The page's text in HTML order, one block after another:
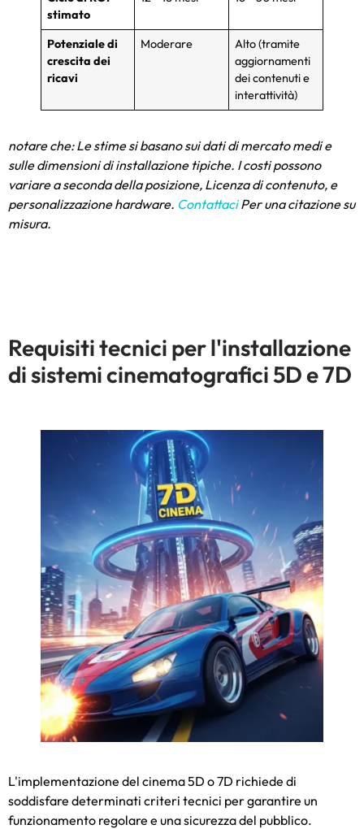
stimato
Potenziale di
crescita dei
ricavi
Moderare
Alto (tramite
aggiornamenti
dei contenuti e
interattività)
notare che: Le stime si basano sui dati di mercato medi e
sulle dimensioni di installazione tipiche. I costi possono
variare a seconda della posizione, Licenza di contenuto, e
personalizzazione hardware. ContattaciPer una citazione su
misura.
Requisiti tecnici per l'installazione
di sistemi cinematografici 5D e 7D
L'implementazione del cinema 5D o 7D richiede di
soddisfare determinati criteri tecnici per garantire un
funzionamento regolare e una sicurezza del pubblico.